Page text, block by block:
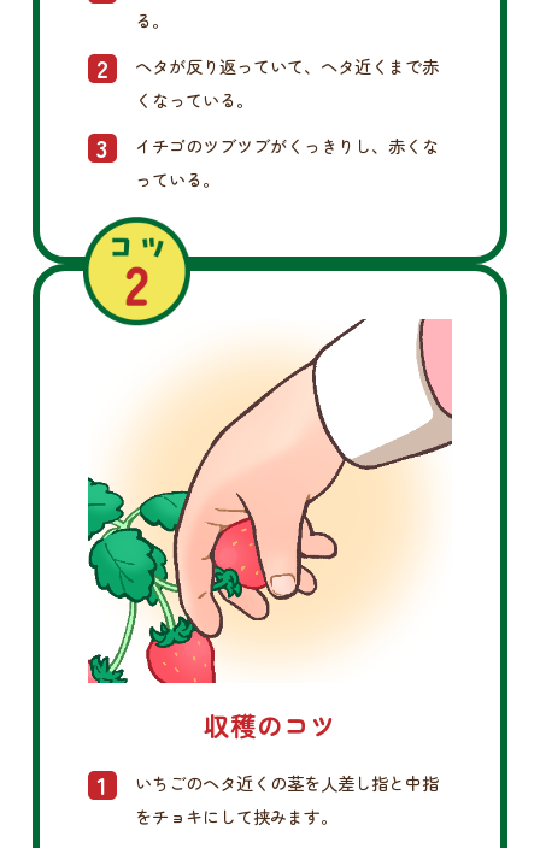
る。
ヘタが反り返っていて、ヘタ近くまで赤
くなっている。
イチゴのツブツブがくっきりし、赤くな
っている。
収穫のコツ
いちごのヘタ近くの茎を人差し指と中指
をチョキにして挟みます。